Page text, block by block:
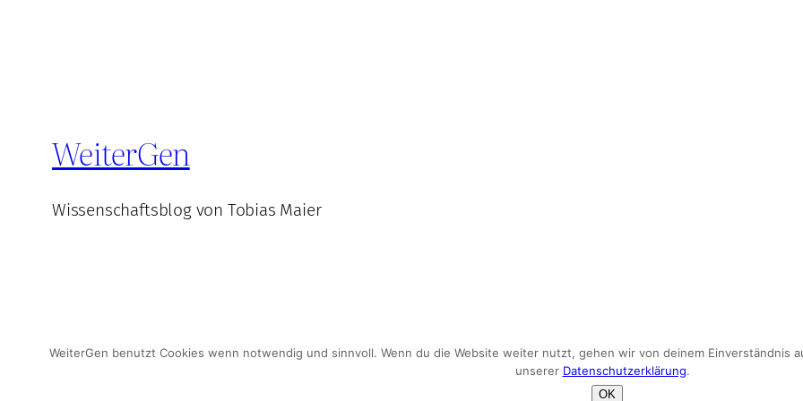
WeiterGen
Wissenschaftsblog von Tobias Maier
WeiterGen benutzt Cookies wenn notwendig und sinnvoll. Wenn du die Website weiter nutzt, gehen wir von deinem Einverständnis
unserer Datenschutzerklärung.
OK